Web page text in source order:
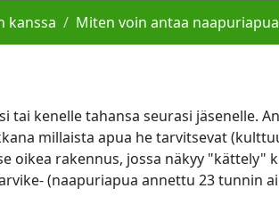
kanssa Miten voin antaa
kenelle tahansa seurasi jäsenelle.
millaista apua he tarvitsevat
oikea rakennus, jossa näkyy "kättely"
(naapuriapua annettu 23 tunnin